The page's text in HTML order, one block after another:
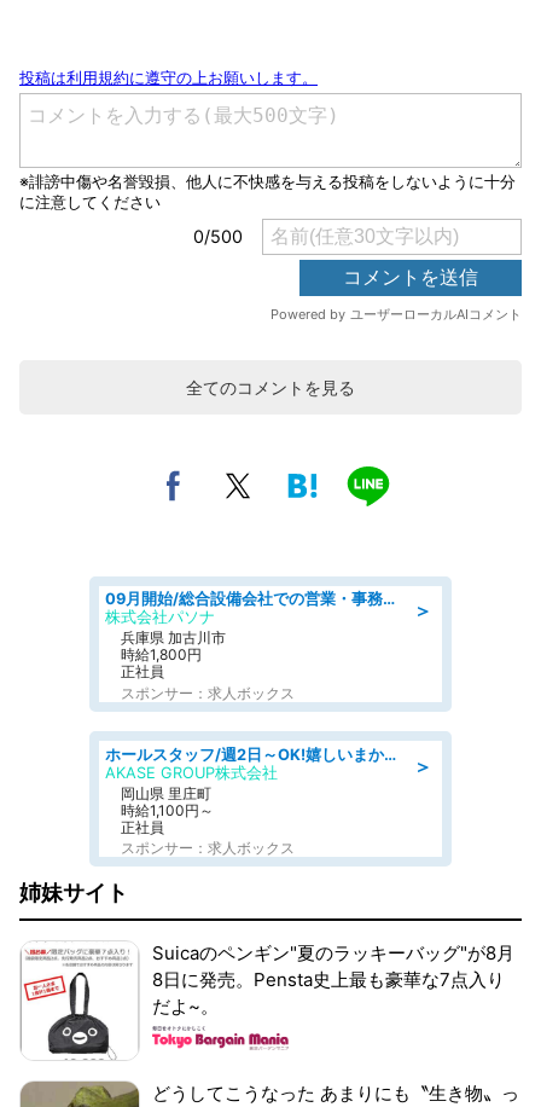
全てのコメントを見る
＞
09月開始/総合設備会社での営業・事務のお仕事/車通勤可/賞与あり/営業/営業事務
株式会社パソナ
兵庫県 加古川市
時給1,800円
正社員
スポンサー：求人ボックス
＞
ホールスタッフ/週2日～OK!嬉しいまかない付き/岡山県/浅口郡里庄町
AKASE GROUP株式会社
岡山県 里庄町
時給1,100円～
正社員
スポンサー：求人ボックス
姉妹サイト
Suicaのペンギン"夏のラッキーバッグ"が8月
8日に発売。Pensta史上最も豪華な7点入り
だよ~。
どうしてこうなった あまりにも〝生き物〟っ